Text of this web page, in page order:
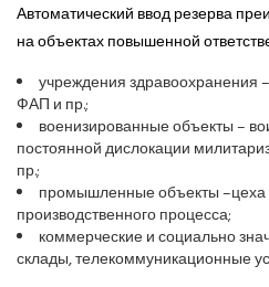
Автоматический ввод резерва
на объектах повышенной
учреждения здравоохранения
ФАП и пр.;
военизированные объекты –
постоянной дислокации
пр.;
промышленные объекты –цеха
производственного процесса;
коммерческие и социально
склады, телекоммуникационные